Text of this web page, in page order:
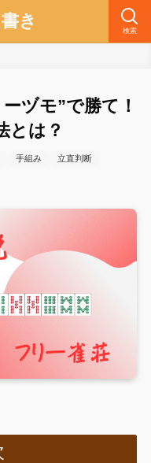
き 検索
ヅモ”で勝て！
とは？
手組み 立直判断